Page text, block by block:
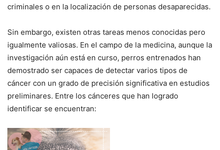
criminales o en la localización de personas desaparecidas.
Sin embargo, existen otras tareas menos conocidas pero
igualmente valiosas. En el campo de la medicina, aunque la
investigación aún está en curso, perros entrenados han
demostrado ser capaces de detectar varios tipos de
cáncer con un grado de precisión significativa en estudios
preliminares. Entre los cánceres que han logrado
identificar se encuentran: